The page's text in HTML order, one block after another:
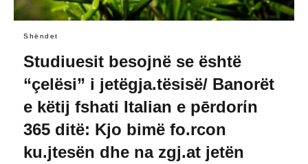
Shëndet
Studiuesit besojnë se është
“çelësi” i jetëgja.tësisë/ Banorët
e këtij fshati Italian e pērdorίn
365 ditë: Kjo bimë fo.rcon
ku.jtesën dhe na zgj.at jetën